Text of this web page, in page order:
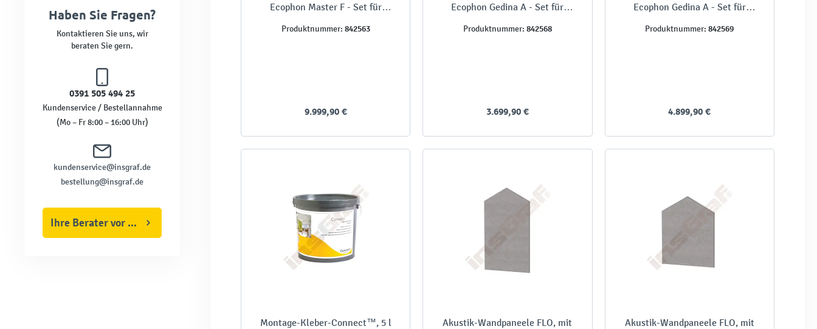
Haben Sie Fragen?
Kontaktieren Sie uns, wir
beraten Sie gern.
0391 505 494 25
Kundenservice / Bestellannahme
(Mo – Fr 8:00 – 16:00 Uhr)
kundenservice@insgraf.de
bestellung@insgraf.de
Ihre Berater vor Ort
Ecophon Master F - Set für
Produktnummer: 842563
9.999,90 €
Ecophon Gedina A - Set für
Produktnummer: 842568
3.699,90 €
Ecophon Gedina A - Set für
Produktnummer: 842569
4.899,90 €
Montage-Kleber-Connect™, 5 l
Akustik-Wandpaneele FLO, mit
Akustik-Wandpaneele FLO, mit